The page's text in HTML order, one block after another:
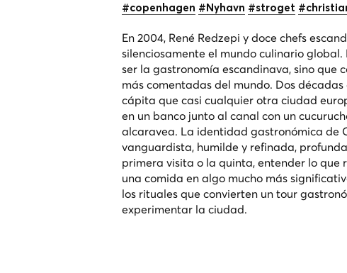
#copenhagen #Nyhavn #stroget
En 2004, René Redzepi y doce chefs
silenciosamente el mundo culinario
ser la gastronomía escandinava, sino que
más comentadas del mundo. Dos
cápita que casi cualquier otra ciudad
en un banco junto al canal con un
alcaravea. La identidad gastronómica de
vanguardista, humilde y refinada,
primera visita o la quinta, entender lo
una comida en algo mucho más
los rituales que convierten un tour
experimentar la ciudad.